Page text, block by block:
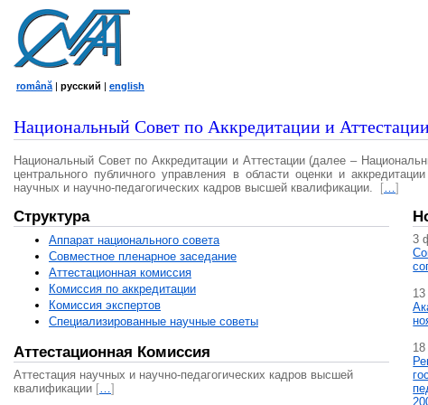
română | русский | english
Национальный Совет по Аккредитации и
Национальный Совет по Аккредитации и Аттестации (далее –
центрального публичного управления в области оценки и
научных и научно-педагогических кадров высшей квалификации.
[…]
Структура
Аппарат национального совета
Совместное пленарное заседание
Аттестационная комисcия
Комиссия по аккредитации
Комиссия экспертов
Специализированные научные советы
Аттестационная Комиссия
Аттестация научных и научно-педагогических кадров высшей
квалификации […]
3